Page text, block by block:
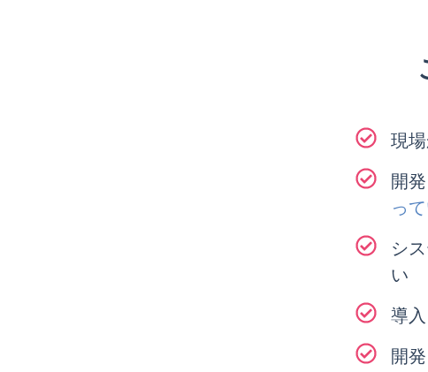
現
開
っ
シ
い
導
開